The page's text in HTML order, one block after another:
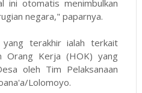
ini otomatis menimbulkan
negara," paparnya.
yang terakhir ialah terkait
Orang Kerja (HOK) yang
oleh Tim Pelaksanaan
Lolomoyo.